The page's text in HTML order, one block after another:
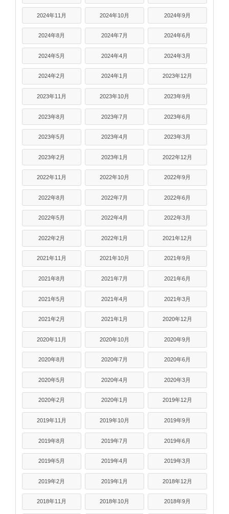
2024年11月 2024年10月 2024年9月
2024年8月 2024年7月 2024年6月
2024年5月 2024年4月 2024年3月
2024年2月 2024年1月 2023年12月
2023年11月 2023年10月 2023年9月
2023年8月 2023年7月 2023年6月
2023年5月 2023年4月 2023年3月
2023年2月 2023年1月 2022年12月
2022年11月 2022年10月 2022年9月
2022年8月 2022年7月 2022年6月
2022年5月 2022年4月 2022年3月
2022年2月 2022年1月 2021年12月
2021年11月 2021年10月 2021年9月
2021年8月 2021年7月 2021年6月
2021年5月 2021年4月 2021年3月
2021年2月 2021年1月 2020年12月
2020年11月 2020年10月 2020年9月
2020年8月 2020年7月 2020年6月
2020年5月 2020年4月 2020年3月
2020年2月 2020年1月 2019年12月
2019年11月 2019年10月 2019年9月
2019年8月 2019年7月 2019年6月
2019年5月 2019年4月 2019年3月
2019年2月 2019年1月 2018年12月
2018年11月 2018年10月 2018年9月